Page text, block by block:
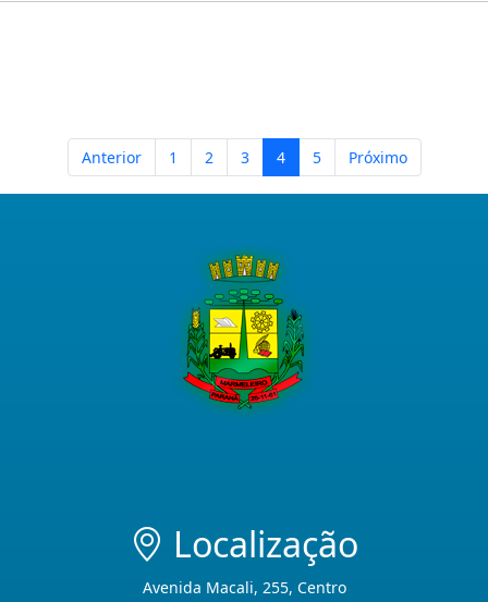
Anterior 1 2 3 4 5 Próximo
Localização
Avenida Macali, 255, Centro